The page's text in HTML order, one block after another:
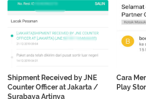
Shipment Received by JNE
Counter Officer at Jakarta /
Surabaya Artinya
Cara
Play